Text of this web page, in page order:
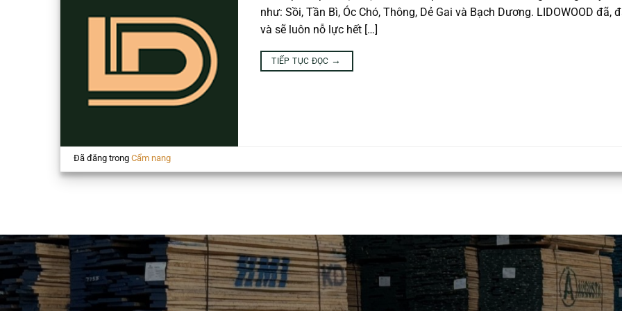
như: Sồi, Tần Bì, Óc Chó, Thông, Dẻ Gai và Bạch Dương. LIDOWOOD đã,
và sẽ luôn nỗ lực hết […]
TIẾP TỤC ĐỌC →
Đã đăng trongCẩm nang